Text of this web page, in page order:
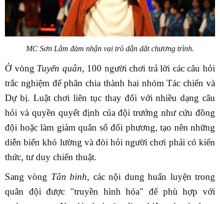
MC Sơn Lâm đảm nhận vai trò dẫn dắt chương trình.
Ở vòng Tuyển quân, 100 người chơi trả lời các câu hỏi
trắc nghiệm để phân chia thành hai nhóm Tác chiến và
Dự bị. Luật chơi liên tục thay đổi với nhiều dạng câu
hỏi và quyền quyết định của đội trưởng như cứu đồng
đội hoặc làm giảm quân số đối phương, tạo nên những
diễn biến khó lường và đòi hỏi người chơi phải có kiến
thức, tư duy chiến thuật.
Sang vòng Tân binh, các nội dung huấn luyện trong
quân đội được "truyền hình hóa" để phù hợp với